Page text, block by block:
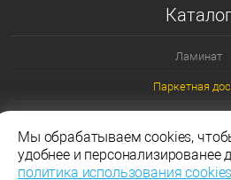
Каталог
Ламинат
Паркетная
Ламинат 33
Ламинат
Мы обрабатываем cookies,
удобнее и персонализированее
политика использования cookies